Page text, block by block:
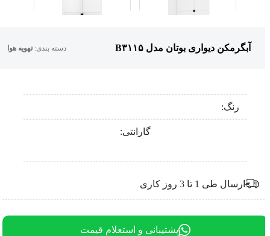
آبگرمکن دیواری بوتان مدل B۳۱۱۵ دسته بندی:تهویه هوا
رنگ:
گارانتی:
ارسال طی 1 تا 3 روز کاری
پشتیبانی و استعلام قیمت